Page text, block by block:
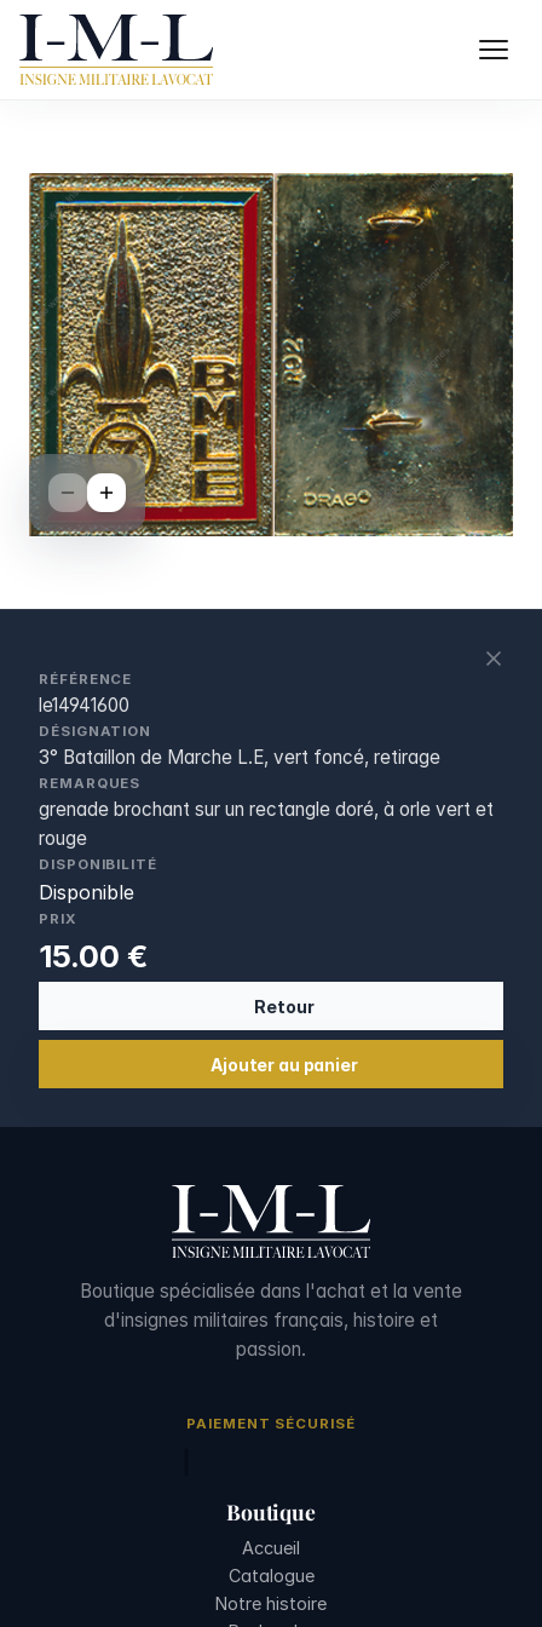
RÉFÉRENCE
le14941600
DÉSIGNATION
3° Bataillon de Marche L.E, vert foncé, retirage
REMARQUES
grenade brochant sur un rectangle doré, à orle vert et
rouge
DISPONIBILITÉ
Disponible
PRIX
15.00 €
Retour
Ajouter au panier
Boutique spécialisée dans l'achat et la vente
d'insignes militaires français, histoire et
passion.
PAIEMENT SÉCURISÉ
Boutique
Accueil
Catalogue
Notre histoire